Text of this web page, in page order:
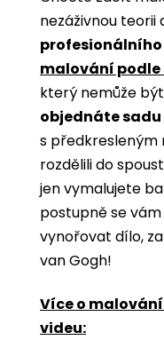
nezáživnou teorii
malování podle
který nemůže
objednáte
s předkresleným
rozdělili do
jen vymalujete
postupně se
vynořovat dílo,
van Gogh!
Více o
videu: